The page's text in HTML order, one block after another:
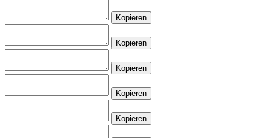
Kopieren
Kopieren
Kopieren
Kopieren
Kopieren